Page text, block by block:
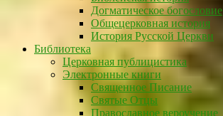
Догматическое богословие
Общецерковная история
История Русской Церкви
Библиотека
Церковная публицистика
Электронные книги
Священное Писание
Святые Отцы
Православное вероучение